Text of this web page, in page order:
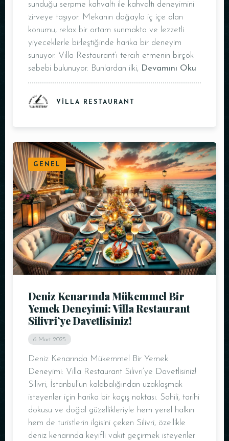
sunduğu serpme kahvaltı ile kahvaltı deneyimini
zirveye taşıyor. Mekanın doğayla iç içe olan
konumu, relax bir ortam sunmakta ve lezzetli
yiyeceklerle birleştiğinde harika bir deneyim
sunuyor. Villa Restaurant’ı tercih etmenin birçok
sebebi bulunuyor. Bunlardan ilki, Devamını Oku
VILLA RESTAURANT
GENEL
Deniz Kenarında Mükemmel Bir
Yemek Deneyimi: Villa Restaurant
Silivri’ye Davetlisiniz!
6 Mart 2025
Deniz Kenarında Mükemmel Bir Yemek
Deneyimi: Villa Restaurant Silivri’ye Davetlisiniz!
Silivri, İstanbul’un kalabalığından uzaklaşmak
isteyenler için harika bir kaçış noktası. Sahili, tarihi
dokusu ve doğal güzellikleriyle hem yerel halkın
hem de turistlerin ilgisini çeken Silivri, özellikle
deniz kenarında keyifli vakit geçirmek isteyenler
Masa Rezervasyonu
Kişi Sayısı
Saat
REZERVE ET